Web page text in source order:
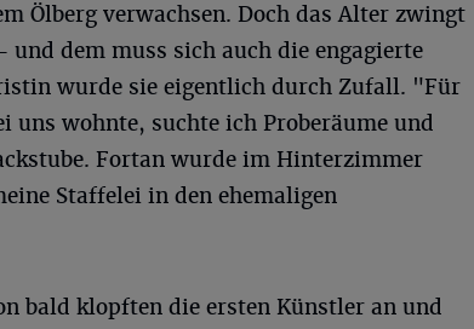
Ölberg verwachsen. Doch das Alter zwingt
dem muss sich auch die engagierte
wurde sie eigentlich durch Zufall. "Für
uns wohnte, suchte ich Proberäume und
Fortan wurde im Hinterzimmer
Staffelei in den ehemaligen
bald klopften die ersten Künstler an und